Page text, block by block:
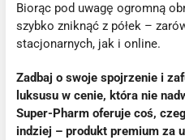
Biorąc pod uwagę ogromną
szybko zniknąć z półek –
stacjonarnych, jak i online.
Zadbaj o swoje spojrzenie i
luksusu w cenie, która nie
Super-Pharm oferuje coś,
indziej – produkt premium za